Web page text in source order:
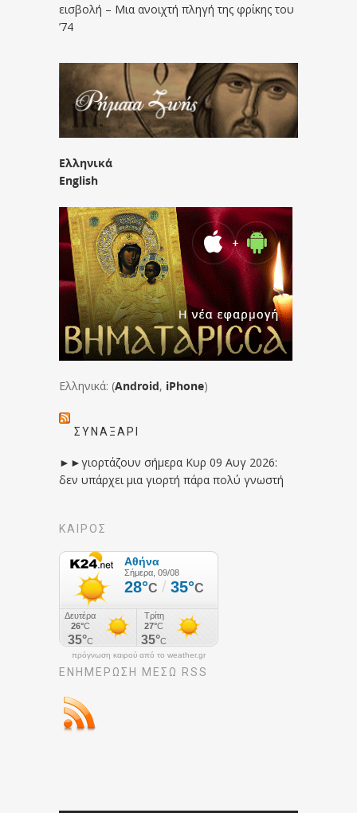
εισβολή – Μια ανοιχτή πληγή της φρίκης του
’74
Ελληνικά
English
Ελληνικά: (Android, iPhone)
ΣΥΝΑΞΆΡΙ
►►γιορτάζουν σήμερα Κυρ 09 Αυγ 2026:
δεν υπάρχει μια γιορτή πάρα πολύ γνωστή
ΚΑΙΡΟΣ
πρόγνωση καιρού από το weather.gr
ΕΝΗΜΈΡΩΣΉ ΜΕΣΩ RSS